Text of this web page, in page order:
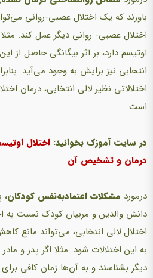
باورند که یک اختلال عصبی-روانی‌
اختلال عصبی- روانی دیگر عمل‌ کند.
اوتیسم دارد، بر اثر بیگانگی حاصل از
انتحابی نیز برایش به وجود‌ می‌آید.‌
اختلالاتی نظیر لالی انتخابی، درمان
است.
در سایت آموزک بخوانید: اختلال
درمان و تشخیص آن
درمورد مشکلات اعتمادبه‌نفس کودکان،
دانش والدین و مربیان کودک نسبت به
اختلال لالی انتخابی، می‌تواند مانع
به این اختلالات شود. مثلا اگر پدر و
دیگر بشناسند و به آن‌ها زمان کافی برای